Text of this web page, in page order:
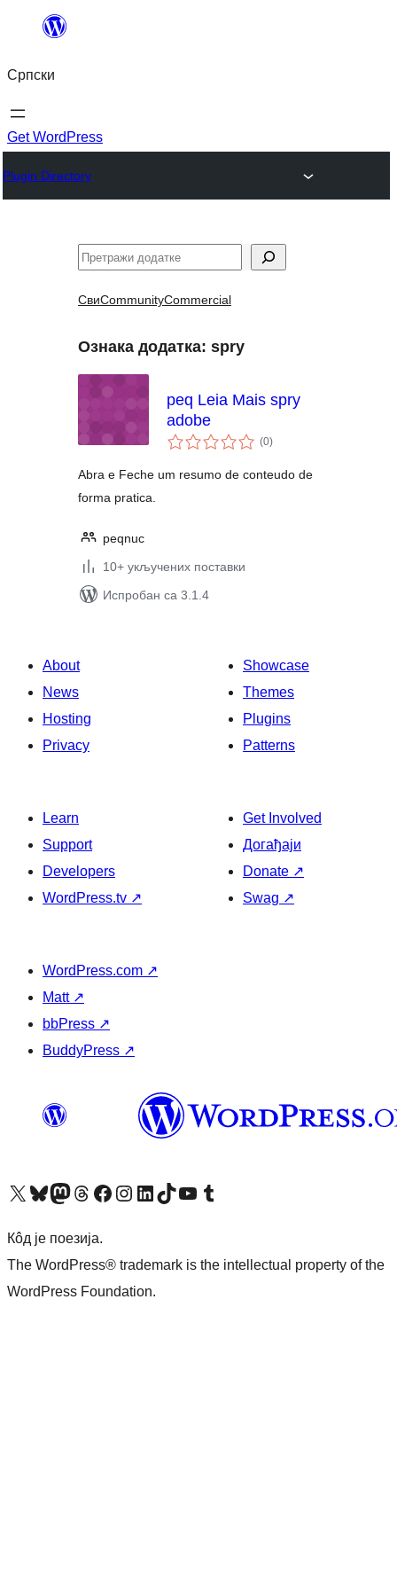
Скочи
садржај
Српски
Get WordPress
Plugin Directory
Претрага
СвиCommunityCommercial
Ознака додатка: spry
peq Leia Mais spry
adobe
(0укупних
оцена
)
Abra e Feche um resumo de conteudo de
forma pratica.
peqnuc
10+ укључених поставки
Испробан са 3.1.4
About
News
Hosting
Privacy
Showcase
Themes
Plugins
Patterns
Learn
Support
Developers
WordPress.tv ↗
Get Involved
Догађаји
Donate ↗
Swag ↗
WordPress.com ↗
Matt ↗
bbPress ↗
BuddyPress ↗
Visit our X (formerly Twitter) account
Посетите наш Bluesky налог
Visit our Mastodon account
Посетите наш налог на Threads-у Visit our Facebook pageПосетите наш Инстаграм налог
Visit our LinkedIn account
Посетите наш TikTok налог
Visit our YouTube channel
Посетите наш Tumblr налог
Кôд је поезија.
The WordPress® trademark is the intellectual property of the
WordPress Foundation.